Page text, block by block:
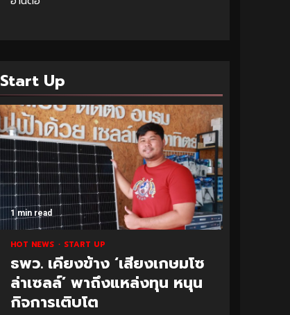
Start Up
1 min read
HOT NEWS START UP
ธพว. เคียงข้าง ‘เสียงเกษมโซ
ล่าเซลล์’ พาถึงแหล่งทุน หนุน
กิจการเติบโต